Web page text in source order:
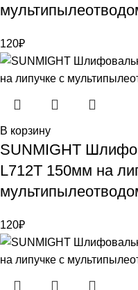
120₽
В корзину
SUNMIGHT
L712T 150мм на
120₽